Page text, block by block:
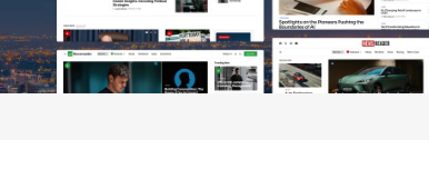
Your E-mail*